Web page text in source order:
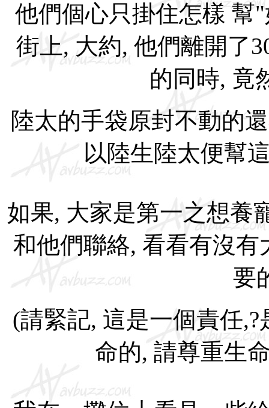
他們個心只掛住怎樣 幫
街上, 大約, 他們離開了
的同時, 竟
陸太的手袋原封不動的
以陸生陸太便幫
如果, 大家是第一之想養
和他們聯絡, 看看有沒
要
(請緊記, 這是一個責任
命的, 請尊重生